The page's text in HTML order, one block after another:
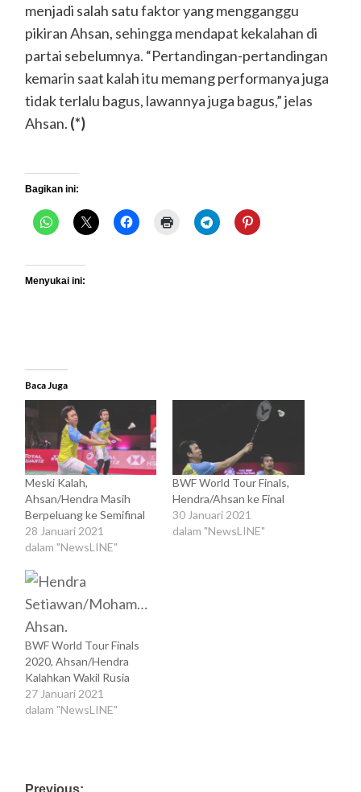
menjadi salah satu faktor yang mengganggu
pikiran Ahsan, sehingga mendapat kekalahan di
partai sebelumnya. “Pertandingan-pertandingan
kemarin saat kalah itu memang performanya juga
tidak terlalu bagus, lawannya juga bagus,” jelas
Ahsan. (*)
Bagikan ini:
Menyukai ini:
Baca Juga
Meski Kalah,
Ahsan/Hendra Masih
Berpeluang ke Semifinal
28 Januari 2021
dalam "NewsLINE"
BWF World Tour Finals,
Hendra/Ahsan ke Final
30 Januari 2021
dalam "NewsLINE"
BWF World Tour Finals
2020, Ahsan/Hendra
Kalahkan Wakil Rusia
27 Januari 2021
dalam "NewsLINE"